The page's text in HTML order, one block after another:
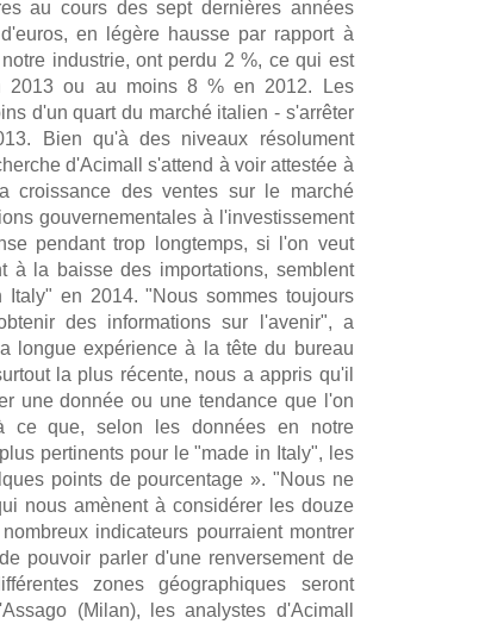
au cours des sept dernières années
en légère hausse par rapport à
industrie, ont perdu 2 %, ce qui est
2013 ou au moins 8 % en 2012. Les
d'un quart du marché italien - s'arrêter
Bien qu'à des niveaux résolument
d'Acimall s'attend à voir attestée à
croissance des ventes sur le marché
gouvernementales à l'investissement
pendant trop longtemps, si l'on veut
à la baisse des importations, semblent
en 2014. "Nous sommes toujours
des informations sur l'avenir", a
longue expérience à la tête du bureau
la plus récente, nous a appris qu'il
une donnée ou une tendance que l'on
ce que, selon les données en notre
pertinents pour le "made in Italy", les
points de pourcentage ». "Nous ne
nous amènent à considérer les douze
indicateurs pourraient montrer
pouvoir parler d'une renversement de
zones géographiques seront
(Milan), les analystes d'Acimall